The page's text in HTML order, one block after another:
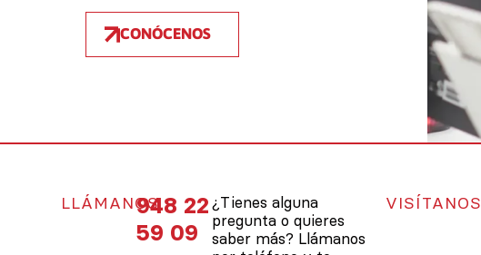
CONÓCENOS
LLÁMANOS948 22
59 09
¿Tienes alguna
pregunta o quieres
saber más? Llámanos
VISÍTANOS